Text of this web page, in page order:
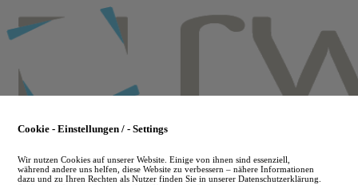
to
main
Cookie - Einstellungen / - Settings
Wir nutzen Cookies auf unserer Website. Einige von ihnen sind essenziell,
während andere uns helfen, diese Website zu verbessern – nähere Informationen
dazu und zu Ihren Rechten als Nutzer finden Sie in unserer Datenschutzerklärung.